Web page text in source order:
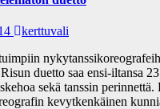
kerttuvali
duetto saa ensi-iltansa
sekä tanssin perinnettä.
kevytkenkäinen